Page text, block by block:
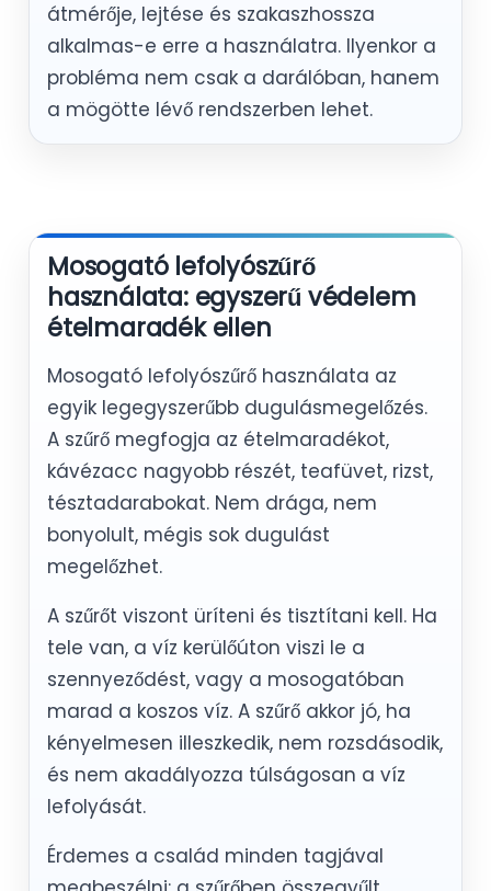
átmérője, lejtése és szakaszhossza
alkalmas-e erre a használatra. Ilyenkor a
probléma nem csak a darálóban, hanem
a mögötte lévő rendszerben lehet.
Mosogató lefolyószűrő
használata: egyszerű védelem
ételmaradék ellen
Mosogató lefolyószűrő használata az
egyik legegyszerűbb dugulásmegelőzés.
A szűrő megfogja az ételmaradékot,
kávézacc nagyobb részét, teafüvet, rizst,
tésztadarabokat. Nem drága, nem
bonyolult, mégis sok dugulást
megelőzhet.
A szűrőt viszont üríteni és tisztítani kell. Ha
tele van, a víz kerülőúton viszi le a
szennyeződést, vagy a mosogatóban
marad a koszos víz. A szűrő akkor jó, ha
kényelmesen illeszkedik, nem rozsdásodik,
és nem akadályozza túlságosan a víz
lefolyását.
Érdemes a család minden tagjával